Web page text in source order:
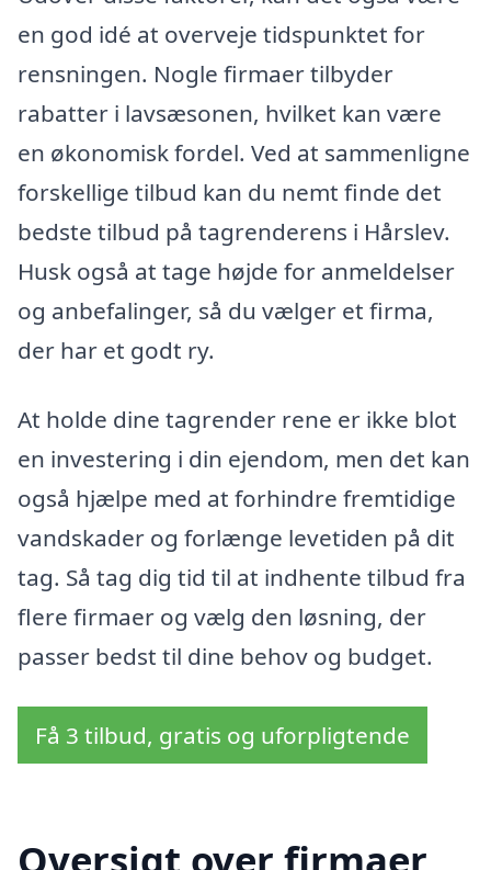
en god idé at overveje tidspunktet for
rensningen. Nogle firmaer tilbyder
rabatter i lavsæsonen, hvilket kan være
en økonomisk fordel. Ved at sammenligne
forskellige tilbud kan du nemt finde det
bedste tilbud på tagrenderens i Hårslev.
Husk også at tage højde for anmeldelser
og anbefalinger, så du vælger et firma,
der har et godt ry.
At holde dine tagrender rene er ikke blot
en investering i din ejendom, men det kan
også hjælpe med at forhindre fremtidige
vandskader og forlænge levetiden på dit
tag. Så tag dig tid til at indhente tilbud fra
flere firmaer og vælg den løsning, der
passer bedst til dine behov og budget.
Få 3 tilbud, gratis og uforpligtende
Oversigt over firmaer